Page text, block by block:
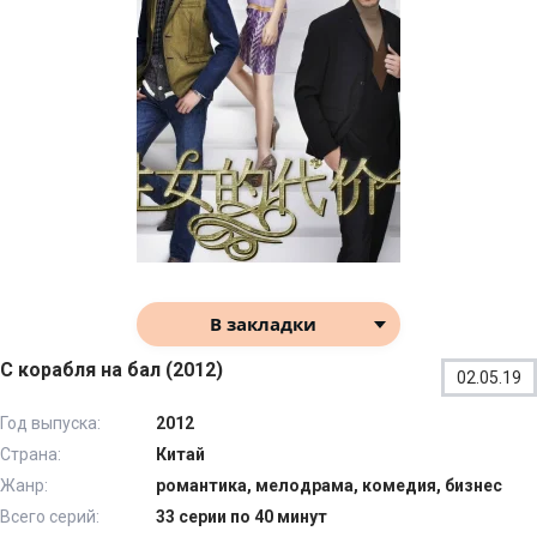
В закладки
С корабля на бал (2012) 02.05.19
Год выпуска:
2012
Страна:
Китай
Жанр:
романтика, мелодрама, комедия, бизнес
Всего серий:
33 серии по 40 минут